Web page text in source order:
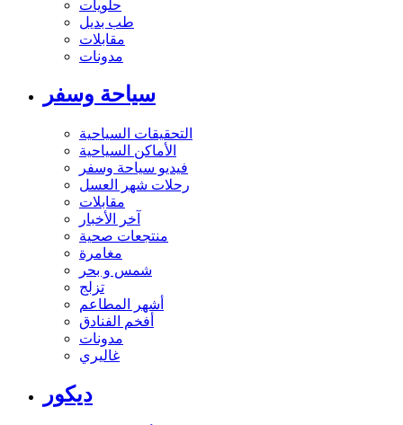
حلويات
طب بديل
مقابلات
مدونات
سياحة وسفر
التحقيقات السياحية
الأماكن السياحية
فيديو سياحة وسفر
رحلات شهر العسل
مقابلات
آخر الأخبار
منتجعات صحية
مغامرة
شمس و بحر
تزلج
أشهر المطاعم
أفخم الفنادق
مدونات
غاليري
ديكور